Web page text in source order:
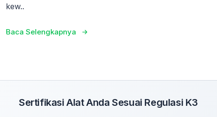
kew..
Baca Selengkapnya
Sertifikasi Alat Anda Sesuai Regulasi K3